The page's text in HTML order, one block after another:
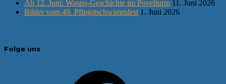
Ab 12. Juni: Waspo-Geschichte im Povelturm 11. Juni 2026
Bilder vom 49. Pfingstschwimmfest 1. Juni 2026
Folge uns